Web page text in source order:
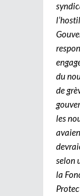
du
de
les
selon
la